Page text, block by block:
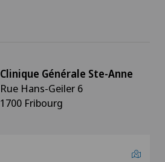
Clinique Générale Ste-Anne
Rue Hans-Geiler 6
1700 Fribourg